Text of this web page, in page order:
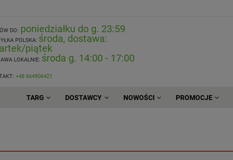
DO: poniedziałku do g. 23:59
POLSKA: środa, dostawa:
piątek
LOKALNIE: środa g. 14:00 - 17:00
+48 664906421
TARG DOSTAWCY NOWOŚCI PROMOCJE